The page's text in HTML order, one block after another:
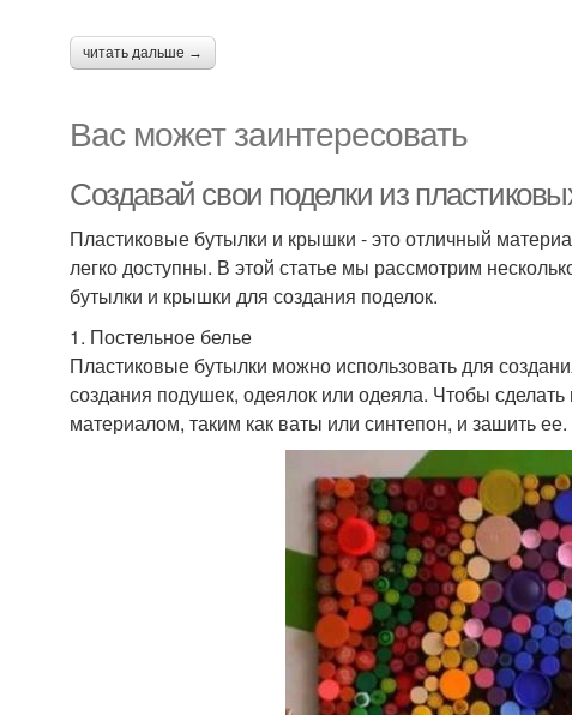
читать дальше →
Вас может заинтересовать
Создавай свои поделки из
Пластиковые бутылки и крышки - это отличный
легко доступны. В этой статье мы рассмотрим
бутылки и крышки для создания поделок.
1. Постельное белье
Пластиковые бутылки можно использовать для
создания подушек, одеялок или одеяла. Чтобы
материалом, таким как ваты или синтепон, и зашить ее.